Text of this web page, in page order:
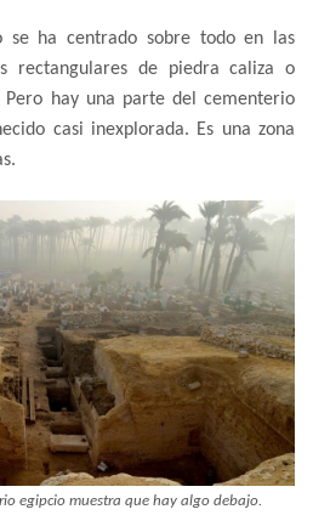
se ha centrado sobre todo en las
rectangulares de piedra caliza o
Pero hay una parte del cementerio
casi inexplorada. Es una zona
egipcio muestra que hay algo debajo.